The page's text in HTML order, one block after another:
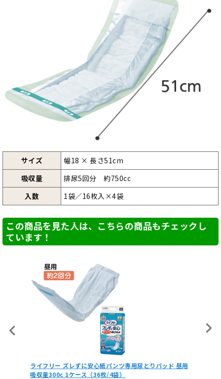
サイズ
幅18 × 長さ51cm
吸収量
排尿5回分 約750cc
入数
1袋／16枚入×4袋
この商品を見た人は、こちらの商品もチェックし
ています！
用尿とりパッド 昼用
ライフリー のびーるフィットうす型軽快テープ止め
用おむつ 吸収量300cc 1ケース（4袋）